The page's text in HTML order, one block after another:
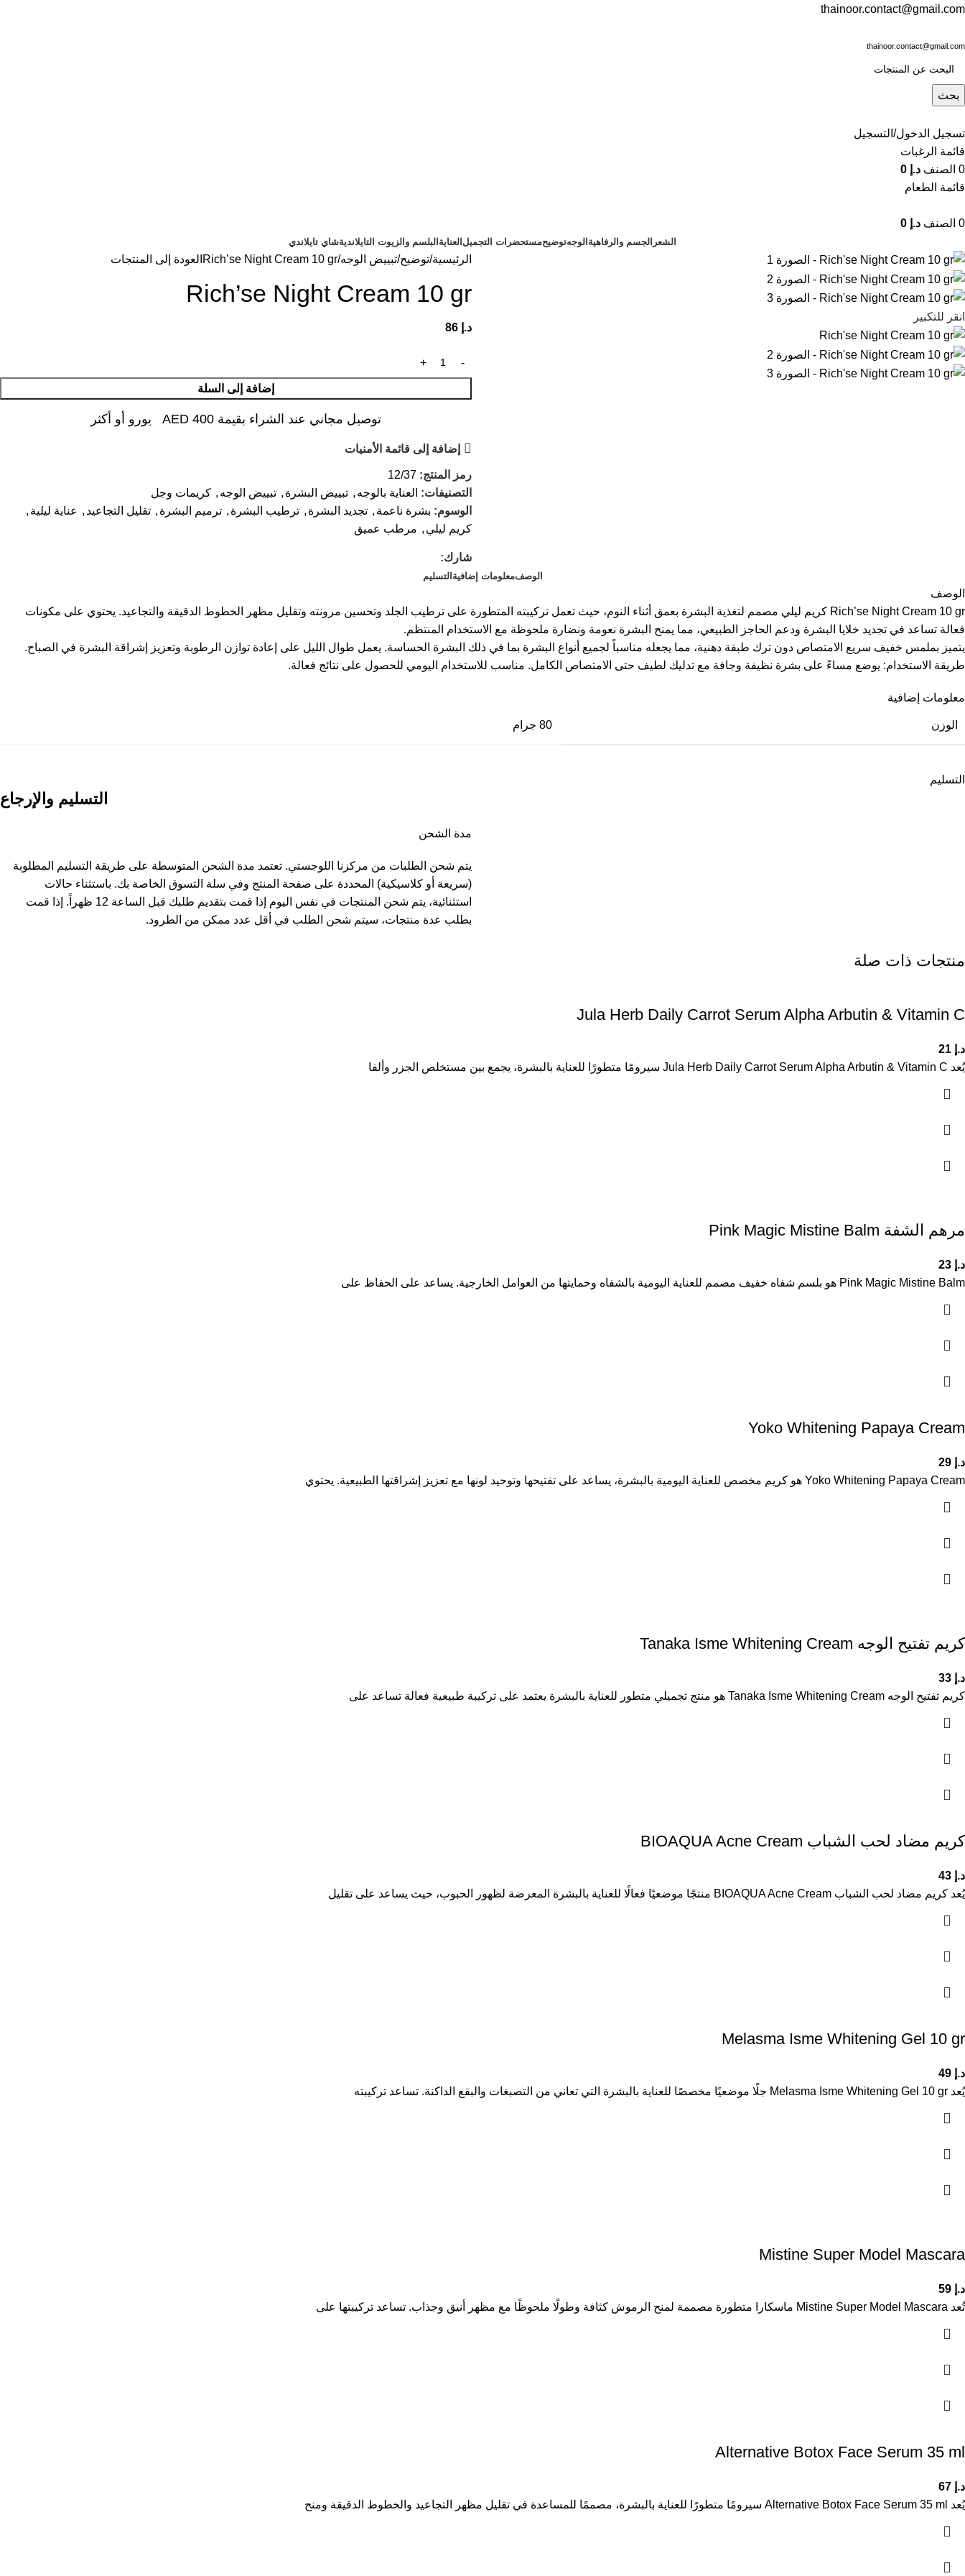
thainoor.contact@gmail.com
thainoor.contact@gmail.com
بحث
تسجيل الدخول/التسجيل
قائمة الرغبات
0 الصنف د.إ
قائمة الطعام
0 الصنف د.إ
الشعر الجسم والرفاهية الوجهتوضيحمستحضرات التجميل العناية البلسم والزيوت التايلانديةشاي تايلاندي
انقر للتكبير
الرئيسية توضيح تبييض الوجه Rich’se Night Cream 10 gr العودة إلى المنتجات
Rich’se Night Cream 10 gr
د.إ
إضافة إلى السلة
توصيل مجاني عند الشراء بقيمة AED 400 يورو أو أكثر
إضافة إلى قائمة الأمنيات
رمز المنتج: 12/37
التصنيفات: العناية بالوجه , تبييض البشرة , تبييض الوجه , كريمات وجل
الوسوم: بشرة ناعمة , تجديد البشرة , ترطيب البشرة , ترميم البشرة , تقليل التجاعيد , عناية ليلية ,
كريم ليلي , مرطب عميق
شارك:
الوصفمعلومات إضافية التسليم
الوصف
Rich’se Night Cream 10 gr كريم ليلي مصمم لتغذية البشرة بعمق أثناء النوم، حيث تعمل تركيبته المتطورة على ترطيب الجلد وتحسين مرونته وتقليل مظهر الخطوط الدقيقة والتجاعيد. يحتوي على مكونات
فعالة تساعد في تجديد خلايا البشرة ودعم الحاجز الطبيعي، مما يمنح البشرة نعومة ونضارة ملحوظة مع الاستخدام المنتظم.
يتميز بملمس خفيف سريع الامتصاص دون ترك طبقة دهنية، مما يجعله مناسباً لجميع أنواع البشرة بما في ذلك البشرة الحساسة. يعمل طوال الليل على إعادة توازن الرطوبة وتعزيز إشراقة البشرة في الصباح.
طريقة الاستخدام: يوضع مساءً على بشرة نظيفة وجافة مع تدليك لطيف حتى الامتصاص الكامل. مناسب للاستخدام اليومي للحصول على نتائج فعالة.
معلومات إضافية
الوزن 80 جرام
التسليم
التسليم والإرجاع
مدة الشحن
يتم شحن الطلبات من مركزنا اللوجستي. تعتمد مدة الشحن المتوسطة على طريقة التسليم المطلوبة
(سريعة أو كلاسيكية) المحددة على صفحة المنتج وفي سلة التسوق الخاصة بك. باستثناء حالات
استثنائية، يتم شحن المنتجات في نفس اليوم إذا قمت بتقديم طلبك قبل الساعة 12 ظهراً. إذا قمت
بطلب عدة منتجات، سيتم شحن الطلب في أقل عدد ممكن من الطرود.
منتجات ذات صلة
Jula Herb Daily Carrot Serum Alpha Arbutin & Vitamin C
د.إ
يُعد Jula Herb Daily Carrot Serum Alpha Arbutin & Vitamin C سيرومًا متطورًا للعناية بالبشرة، يجمع بين مستخلص الجزر وألفا
مرهم الشفة Pink Magic Mistine Balm
د.إ
Pink Magic Mistine Balm هو بلسم شفاه خفيف مصمم للعناية اليومية بالشفاه وحمايتها من العوامل الخارجية. يساعد على الحفاظ على
Yoko Whitening Papaya Cream
د.إ
Yoko Whitening Papaya Cream هو كريم مخصص للعناية اليومية بالبشرة، يساعد على تفتيحها وتوحيد لونها مع تعزيز إشراقتها الطبيعية. يحتوي
كريم تفتيح الوجه Tanaka Isme Whitening Cream
د.إ
كريم تفتيح الوجه Tanaka Isme Whitening Cream هو منتج تجميلي متطور للعناية بالبشرة يعتمد على تركيبة طبيعية فعالة تساعد على
كريم مضاد لحب الشباب BIOAQUA Acne Cream
د.إ
يُعد كريم مضاد لحب الشباب BIOAQUA Acne Cream منتجًا موضعيًا فعالًا للعناية بالبشرة المعرضة لظهور الحبوب، حيث يساعد على تقليل
Melasma Isme Whitening Gel 10 gr
د.إ
يُعد Melasma Isme Whitening Gel 10 gr جلًا موضعيًا مخصصًا للعناية بالبشرة التي تعاني من التصبغات والبقع الداكنة. تساعد تركيبته
Mistine Super Model Mascara
د.إ
تُعد Mistine Super Model Mascara ماسكارا متطورة مصممة لمنح الرموش كثافة وطولًا ملحوظًا مع مظهر أنيق وجذاب. تساعد تركيبتها على
Alternative Botox Face Serum 35 ml
د.إ
يُعد Alternative Botox Face Serum 35 ml سيرومًا متطورًا للعناية بالبشرة، مصممًا للمساعدة في تقليل مظهر التجاعيد والخطوط الدقيقة ومنح